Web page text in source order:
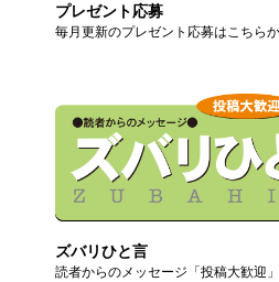
プレゼント応募
毎月更新のプレゼント応募はこちら
ズバリひと言
読者からのメッセージ「投稿大歓迎」